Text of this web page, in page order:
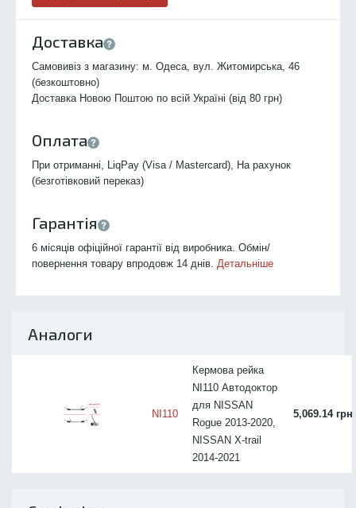
Доставка
Самовивіз з магазину: м. Одеса, вул. Житомирська, 46
(безкоштовно)
Доставка Новою Поштою по всій Україні (від 80 грн)
Оплата
При отриманні, LiqPay (Visa / Mastercard), На рахунок
(безготівковий переказ)
Гарантія
6 місяців офіційної гарантії від виробника. Обмін/
повернення товару впродовж 14 днів. Детальніше
Аналоги
NI110
Кермова рейка
NI110 Автодоктор
для NISSAN
Rogue 2013-2020,
NISSAN X-trail
2014-2021
5,069.14 грн